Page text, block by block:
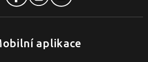
aplikace